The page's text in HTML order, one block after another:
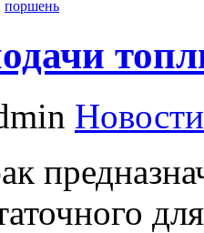
поршень
Новости